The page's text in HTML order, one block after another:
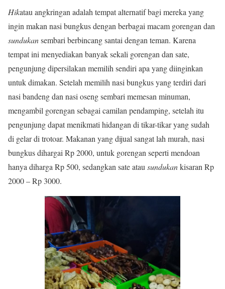
Hikatau angkringan adalah tempat alternatif bagi mereka yang
ingin makan nasi bungkus dengan berbagai macam gorengan dan
sundukansembari berbincang santai dengan teman. Karena
tempat ini menyediakan banyak sekali gorengan dan sate,
pengunjung dipersilakan memilih sendiri apa yang diinginkan
untuk dimakan. Setelah memilih nasi bungkus yang terdiri dari
nasi bandeng dan nasi oseng sembari memesan minuman,
mengambil gorengan sebagai camilan pendamping, setelah itu
pengunjung dapat menikmati hidangan di tikar-tikar yang sudah
di gelar di trotoar. Makanan yang dijual sangat lah murah, nasi
bungkus dihargai Rp 2000, untuk gorengan seperti mendoan
hanya diharga Rp 500, sedangkan sate atau sundukankisaran Rp
2000 – Rp 3000.